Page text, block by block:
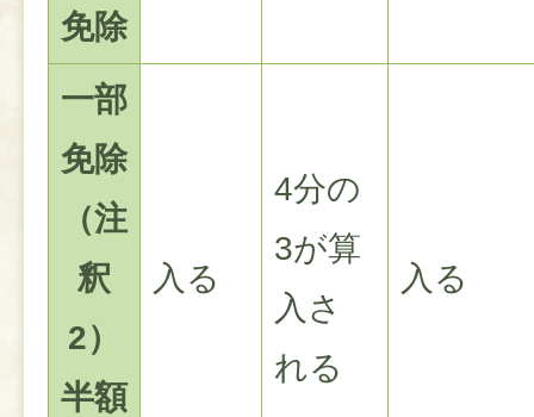
免除
一部
免除
（注
釈
2）
半額
入る
4分の
3が算
入さ
れる
入る